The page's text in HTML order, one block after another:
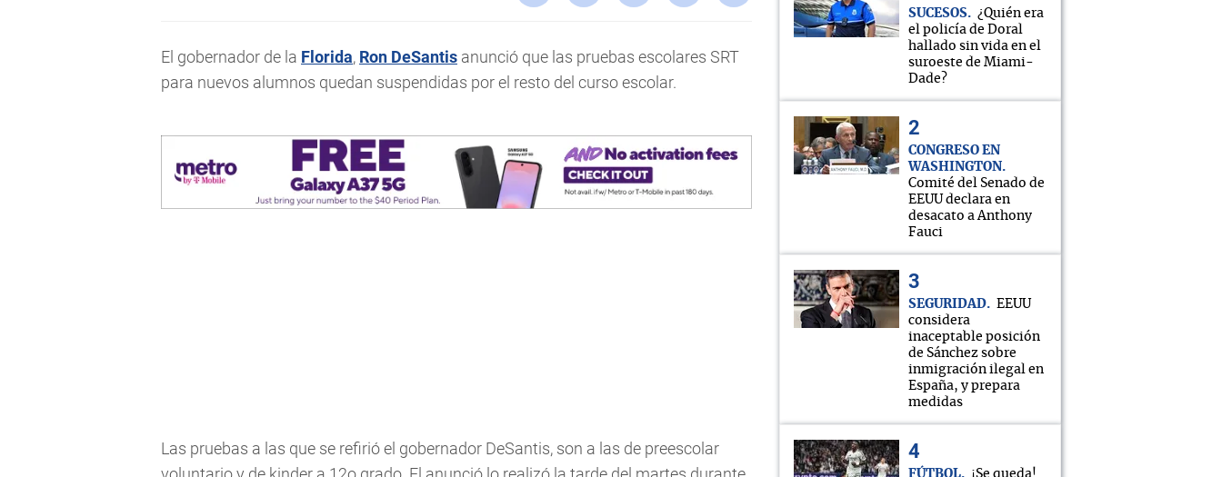
El gobernador de la Florida, Ron DeSantis anunció que las pruebas escolares SRT
para nuevos alumnos quedan suspendidas por el resto del curso escolar.
Las pruebas a las que se refirió el gobernador DeSantis, son a las de preescolar
SUCESOS
¿Quién era
el policía de Doral
hallado sin vida en el
suroeste de Miami-
Dade?
CONGRESO EN
WASHINGTON
Comité del Senado de
EEUU declara en
desacato a Anthony
Fauci
SEGURIDAD
EEUU
considera
inaceptable posición
de Sánchez sobre
inmigración ilegal en
España, y prepara
medidas
FÚTBOL
¡Se queda!